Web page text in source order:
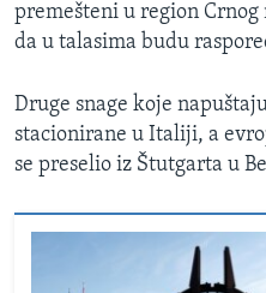
premešteni u region
da u talasima budu
Druge snage koje
stacionirane u Italiji, a
se preselio iz Štutgarta u